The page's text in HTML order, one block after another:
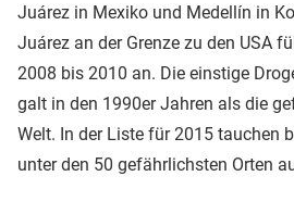
Juárez in Mexiko und Medellín in
Juárez an der Grenze zu den USA
2008 bis 2010 an. Die einstige
galt in den 1990er Jahren als die
Welt. In der Liste für 2015 tauchen
unter den 50 gefährlichsten Orten